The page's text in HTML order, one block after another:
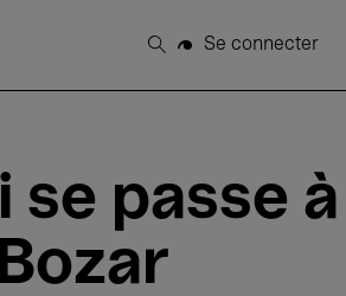
Rechercher
Se connecter
se passe à
Bozar